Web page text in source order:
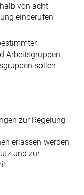
von acht
einberufen
Arbeitsgruppen
sollen
zur Regelung
erlassen werden:
und zur